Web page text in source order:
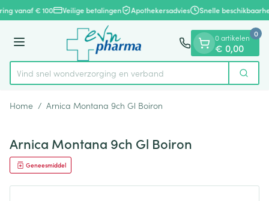
Ga naar de inhoud
1 van 1
vanaf € 100 Veilige betalingen Apothekersadvies Snelle
Menu
Product, merk, categorie...
Vind snel wondverzorging en verband Zoek
0 artikelen
€ 0,00
0
Home / Arnica Montana 9ch Gl Boiron
Arnica Montana 9ch Gl Boiron
Geneesmiddel